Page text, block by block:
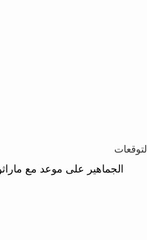
التوقعات
الجماهير على موعد مع